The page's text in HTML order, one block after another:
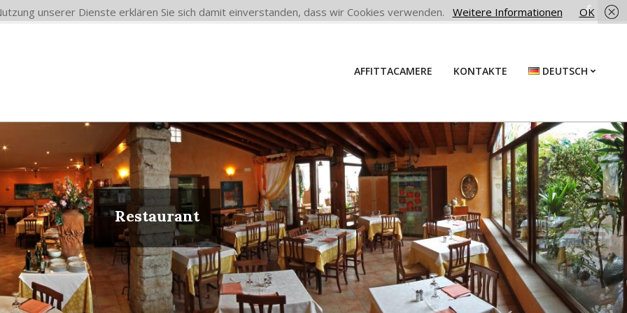
AFFITTACAMERE KONTAKTE DEUTSCH
Restaurant
unserer Dienste erklären Sie sich damit einverstanden, dass wir Cookies verwenden. Weitere Informationen OK